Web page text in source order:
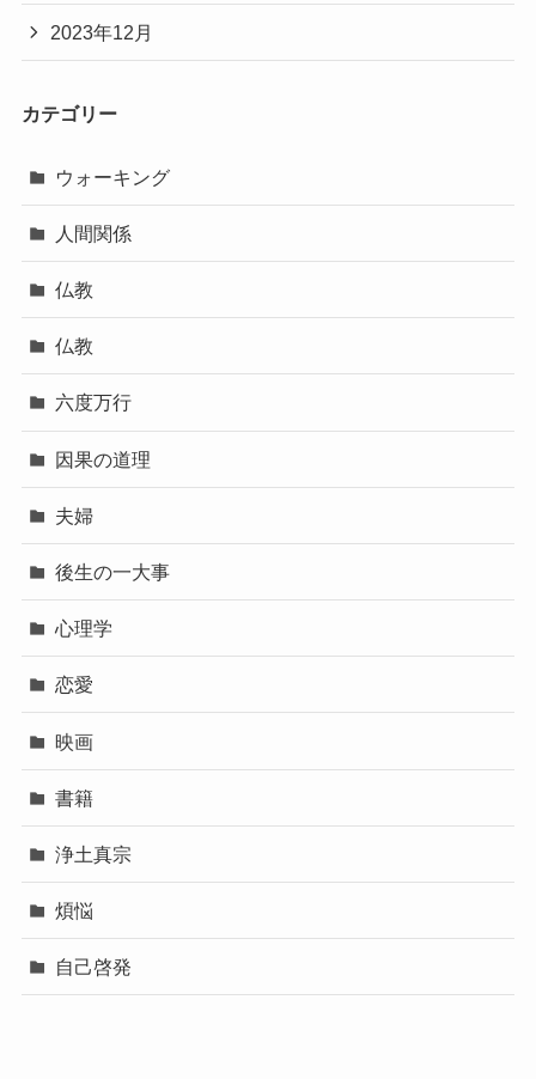
2023年12月
カテゴリー
ウォーキング
人間関係
仏教
仏教
六度万行
因果の道理
夫婦
後生の一大事
心理学
恋愛
映画
書籍
浄土真宗
煩悩
自己啓発